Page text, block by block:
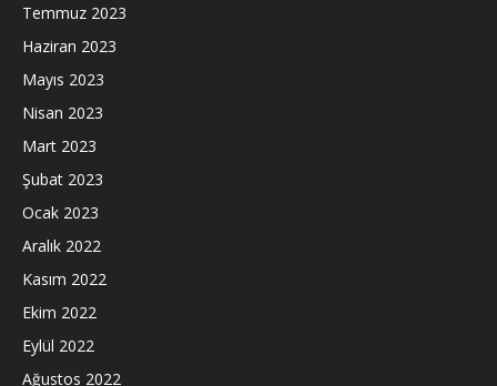
Temmuz 2023
Haziran 2023
Mayıs 2023
Nisan 2023
Mart 2023
Şubat 2023
Ocak 2023
Aralık 2022
Kasım 2022
Ekim 2022
Eylül 2022
Ağustos 2022